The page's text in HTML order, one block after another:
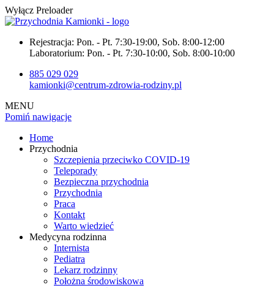
Wyłącz Preloader
Rejestracja: Pon. - Pt. 7:30-19:00, Sob. 8:00-12:00
Laboratorium: Pon. - Pt. 7:30-10:00, Sob. 8:00-10:00
885 029 029
kamionki@centrum-zdrowia-rodziny.pl
MENU
Pomiń nawigacje
Home
Przychodnia
Szczepienia przeciwko COVID-19
Teleporady
Bezpieczna przychodnia
Przychodnia
Praca
Kontakt
Warto wiedzieć
Medycyna rodzinna
Internista
Pediatra
Lekarz rodzinny
Położna środowiskowa